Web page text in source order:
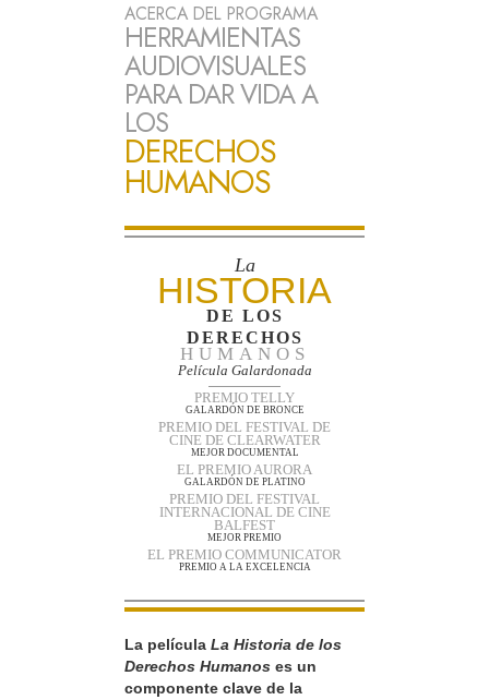
ACERCA DEL PROGRAMA
HERRAMIENTAS
AUDIOVISUALES
PARA DAR VIDA A
LOS
DERECHOS
HUMANOS
La
HISTORIA
DE LOS
DERECHOS
HUMANOS
Película Galardonada
PREMIO TELLY
GALARDÓN DE BRONCE
PREMIO DEL FESTIVAL DE
CINE DE CLEARWATER
MEJOR DOCUMENTAL
EL PREMIO AURORA
GALARDÓN DE PLATINO
PREMIO DEL FESTIVAL
INTERNACIONAL DE CINE
BALFEST
MEJOR PREMIO
EL PREMIO COMMUNICATOR
PREMIO A LA EXCELENCIA
La película La Historia de los
Derechos Humanos es un
componente clave de la